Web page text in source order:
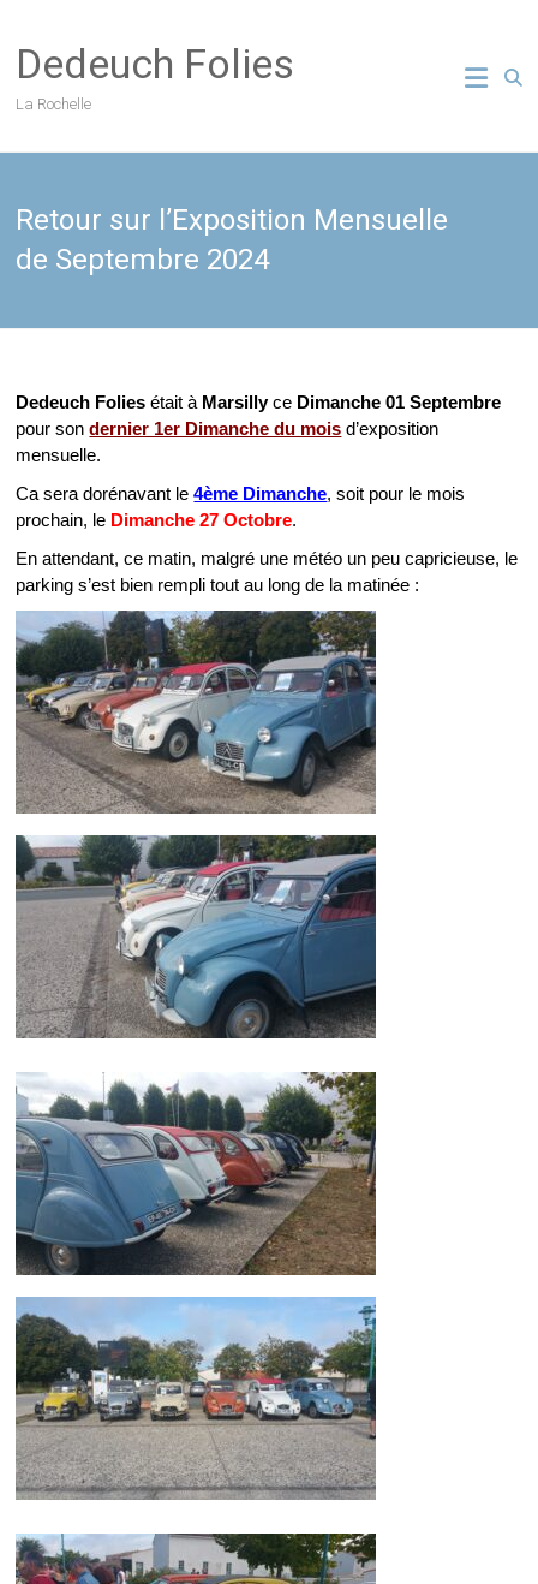
content
Dedeuch Folies
La Rochelle
Retour sur l’Exposition Mensuelle
de Septembre 2024
Dedeuch Folies était à Marsillyce Dimanche 01 Septembre
pour sondernier 1er Dimanche du mois d’exposition
mensuelle.
Ca sera dorénavant le4ème Dimanche, soit pour le mois
prochain, le Dimanche 27 Octobre.
En attendant, ce matin, malgré une météo un peu capricieuse, le
parking s’est bien rempli tout au long de la matinée :